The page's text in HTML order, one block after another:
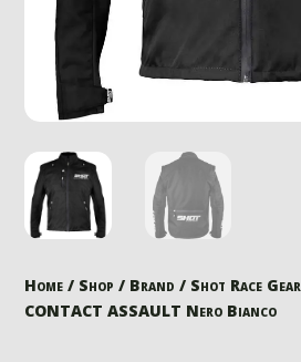
Home / Shop / Brand / Shot Race Gear
CONTACT ASSAULT Nero Bianco